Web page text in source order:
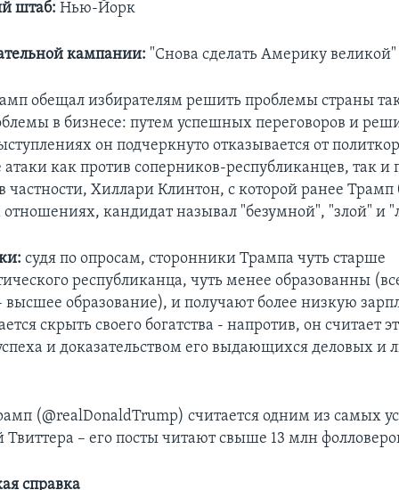
штаб: Нью-Йорк
кампании: "Снова сделать Америку великой"
обещал избирателям решить проблемы страны
в бизнесе: путем успешных переговоров и
он подчеркнуто отказывается от
атаки как против соперников-республиканцев, так и
частности, Хиллари Клинтон, с которой ранее Трамп
отношениях, кандидат называл "безумной", "злой" и
судя по опросам, сторонники Трампа чуть старше
республиканца, чуть менее образованны
высшее образование), и получают более низкую
скрыть своего богатства - напротив, он считает
и доказательством его выдающихся деловых и
(@realDonaldTrump) считается одним из самых
Твиттера – его посты читают свыше 13 млн
справка